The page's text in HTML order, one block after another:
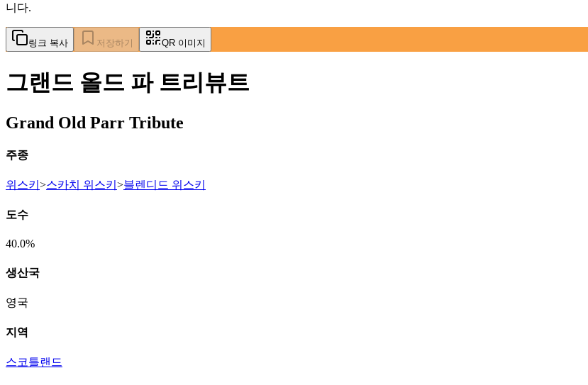
니다.
링크 복사 저장하기 QR 이미지
그랜드 올드 파 트리뷰트
Grand Old Parr Tribute
주종
위스키 >스카치 위스키 >블렌디드 위스키
도수
40.0%
생산국
영국
지역
스코틀랜드